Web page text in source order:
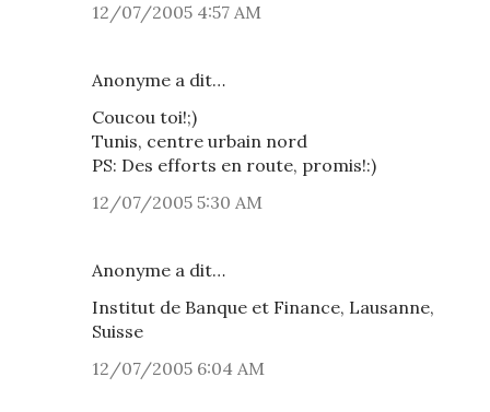
12/07/2005 4:57 AM
Anonyme a dit…
Coucou toi!;)
Tunis, centre urbain nord
PS: Des efforts en route, promis!:)
12/07/2005 5:30 AM
Anonyme a dit…
Institut de Banque et Finance, Lausanne,
Suisse
12/07/2005 6:04 AM